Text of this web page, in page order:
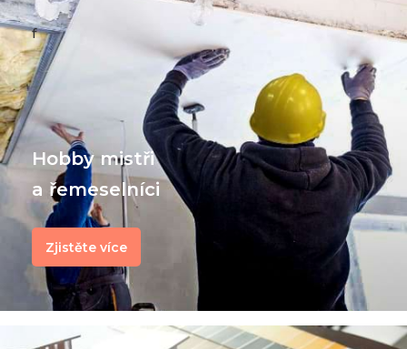
f
Hobby mistři
a řemeselníci
Zjistěte více